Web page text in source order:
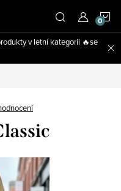
v letní kategorii 🔥se